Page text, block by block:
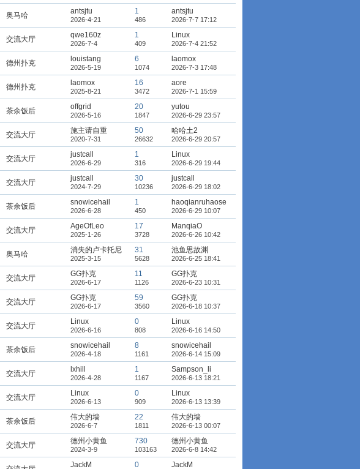
奥马哈 antsjtu
2026-4-21
1
486
antsjtu
2026-7-7 17:12
交流大厅 qwe160z
2026-7-4
1
409
Linux
2026-7-4 21:52
德州扑克 louistang
2026-5-19
6
1074
laomox
2026-7-3 17:48
德州扑克 laomox
2025-8-21
16
3472
aore
2026-7-1 15:59
茶余饭后 offgrid
2026-5-16
20
1847
yutou
2026-6-29 23:57
交流大厅 施主请自重
2020-7-31
50
26632
哈哈土2
2026-6-29 20:57
交流大厅 justcall
2026-6-29
1
316
Linux
2026-6-29 19:44
交流大厅 justcall
2024-7-29
30
10236
justcall
2026-6-29 18:02
茶余饭后 snowicehail
2026-6-28
1
450
haoqianruhaose
2026-6-29 10:07
交流大厅 AgeOfLeo
2025-1-26
17
3728
ManqiaO
2026-6-26 10:42
奥马哈 消失的卢卡托尼
2025-3-15
31
5628
池鱼思故渊
2026-6-25 18:41
交流大厅 GG扑克
2026-6-17
11
1126
GG扑克
2026-6-23 10:31
交流大厅 GG扑克
2026-6-17
59
3560
GG扑克
2026-6-18 10:37
交流大厅 Linux
2026-6-16
0
808
Linux
2026-6-16 14:50
茶余饭后 snowicehail
2026-4-18
8
1161
snowicehail
2026-6-14 15:09
交流大厅 lxhill
2026-4-28
1
1167
Sampson_li
2026-6-13 18:21
交流大厅 Linux
2026-6-13
0
909
Linux
2026-6-13 13:39
茶余饭后 伟大的墙
2026-6-7
22
1811
伟大的墙
2026-6-13 00:07
交流大厅 德州小黄鱼
2024-3-9
730
103163
德州小黄鱼
2026-6-8 14:42
JackM 0 JackM